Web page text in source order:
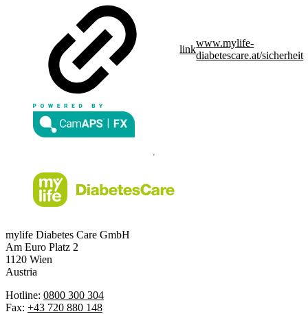
link
www.mylife-
diabetescare.at/sicherheit
mylife Diabetes Care GmbH
Am Euro Platz 2
1120 Wien
Austria
Hotline: 0800 300 304
Fax: +43 720 880 148